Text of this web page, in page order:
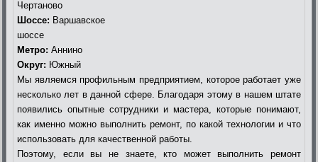
Чертаново
Шоссе: Варшавское
шоссе
Метро: Аннино
Округ: Южный
Мы являемся профильным предприятием, которое работает уже
несколько лет в данной сфере. Благодаря этому в нашем штате
появились опытные сотрудники и мастера, которые понимают,
как именно можно выполнить ремонт, по какой технологии и что
использовать для качественной работы.
Поэтому, если вы не знаете, кто может выполнить ремонт